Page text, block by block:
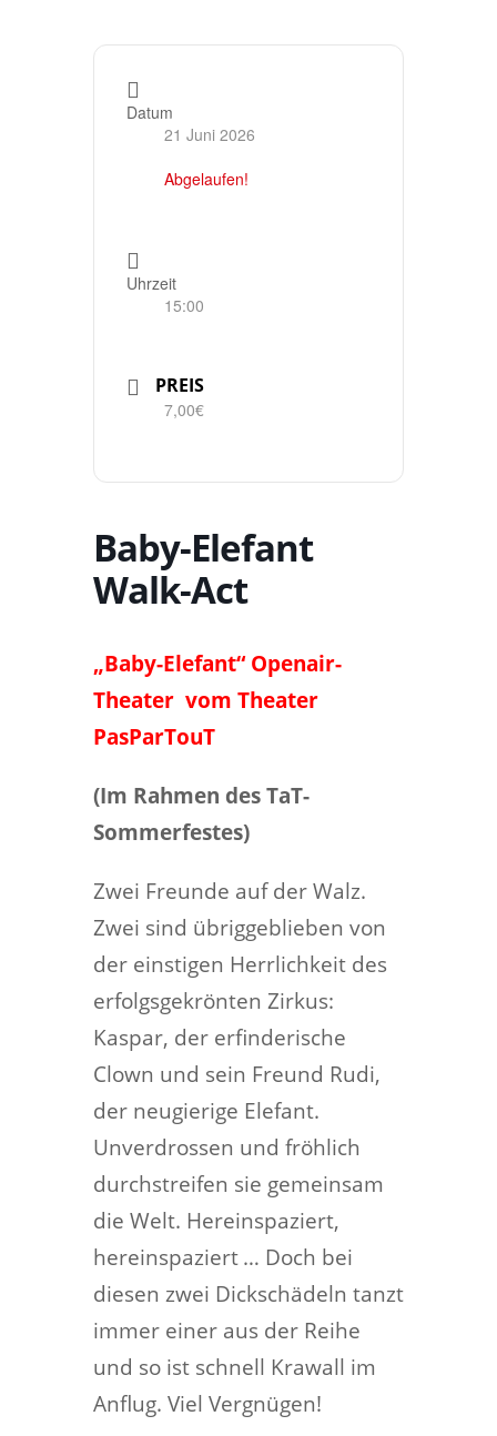
Datum
21 Juni 2026
Abgelaufen!
Uhrzeit
15:00
PREIS
7,00€
Baby-Elefant
Walk-Act
„Baby-Elefant“ Openair-
Theater vom Theater
PasParTouT
(Im Rahmen des TaT-
Sommerfestes)
Zwei Freunde auf der Walz.
Zwei sind übriggeblieben von
der einstigen Herrlichkeit des
erfolgsgekrönten Zirkus:
Kaspar, der erfinderische
Clown und sein Freund Rudi,
der neugierige Elefant.
Unverdrossen und fröhlich
durchstreifen sie gemeinsam
die Welt. Hereinspaziert,
hereinspaziert … Doch bei
diesen zwei Dickschädeln tanzt
immer einer aus der Reihe
und so ist schnell Krawall im
Anflug. Viel Vergnügen!